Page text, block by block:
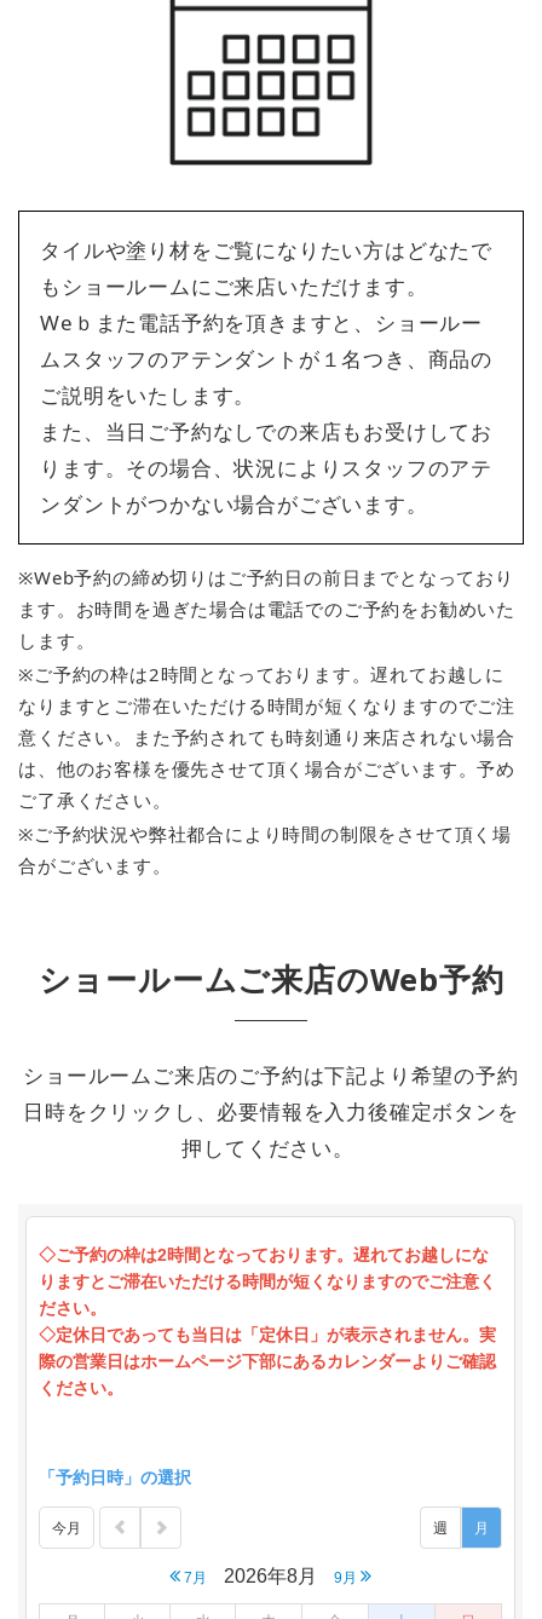
タイルや塗り材をご覧になりたい方はどなたで
もショールームにご来店いただけます。
Weｂまた電話予約を頂きますと、ショールー
ムスタッフのアテンダントが１名つき、商品の
ご説明をいたします。
また、当日ご予約なしでの来店もお受けしてお
ります。その場合、状況によりスタッフのアテ
ンダントがつかない場合がございます。
※Web予約の締め切りはご予約日の前日までとなっており
ます。お時間を過ぎた場合は電話でのご予約をお勧めいた
します。
※ご予約の枠は2時間となっております。遅れてお越しに
なりますとご滞在いただける時間が短くなりますのでご注
意ください。また予約されても時刻通り来店されない場合
は、他のお客様を優先させて頂く場合がございます。予め
ご了承ください。
※ご予約状況や弊社都合により時間の制限をさせて頂く場
合がございます。
ショールームご来店のWeb予約
ショールームご来店のご予約は下記より希望の予約
日時をクリックし、必要情報を入力後確定ボタンを
押してください。